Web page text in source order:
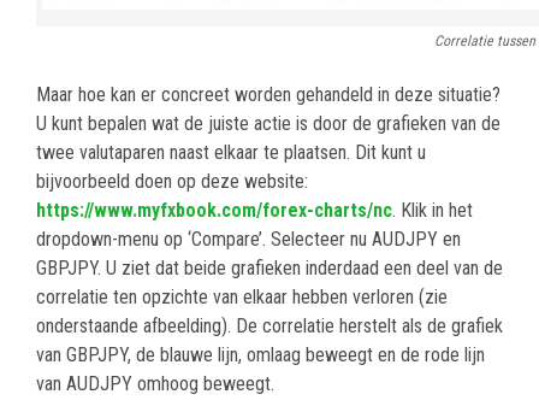
Correlatie tussen
Maar hoe kan er concreet worden gehandeld in deze situatie?
U kunt bepalen wat de juiste actie is door de grafieken van de
twee valutaparen naast elkaar te plaatsen. Dit kunt u
bijvoorbeeld doen op deze website:
https://www.myfxbook.com/forex-charts/nc. Klik in het
dropdown-menu op ‘Compare’. Selecteer nu AUDJPY en
GBPJPY. U ziet dat beide grafieken inderdaad een deel van de
correlatie ten opzichte van elkaar hebben verloren (zie
onderstaande afbeelding). De correlatie herstelt als de grafiek
van GBPJPY, de blauwe lijn, omlaag beweegt en de rode lijn
van AUDJPY omhoog beweegt.